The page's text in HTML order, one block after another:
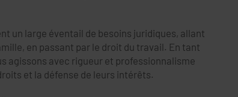
un large éventail de besoins juridiques, allant
en passant par le droit du travail. En tant
agissons avec rigueur et professionnalisme
et la défense de leurs intérêts.